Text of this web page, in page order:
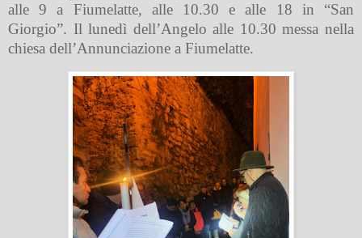
alle 9 a Fiumelatte, alle 10.30 e alle 18 in “San
Giorgio”. Il lunedì dell’Angelo alle 10.30 messa nella
chiesa dell’Annunciazione a Fiumelatte.